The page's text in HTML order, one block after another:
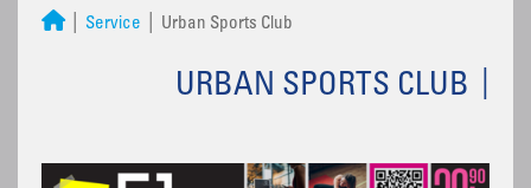
Service Urban Sports Club
URBAN SPORTS CLUB